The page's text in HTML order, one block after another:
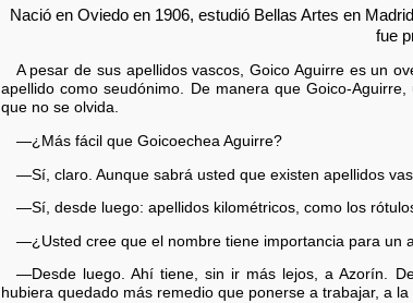
Nació en Oviedo en 1906, estudió Bellas Artes en
fue
A pesar de sus apellidos vascos, Goico Aguirre es un
apellido como seudónimo. De manera que Goico-
que no se olvida.
—¿Más fácil que Goicoechea Aguirre?
—Sí, claro. Aunque sabrá usted que existen apellidos
—Sí, desde luego: apellidos kilométricos, como los
—¿Usted cree que el nombre tiene importancia para un
—Desde luego. Ahí tiene, sin ir más lejos, a Azorín.
hubiera quedado más remedio que ponerse a trabajar, a